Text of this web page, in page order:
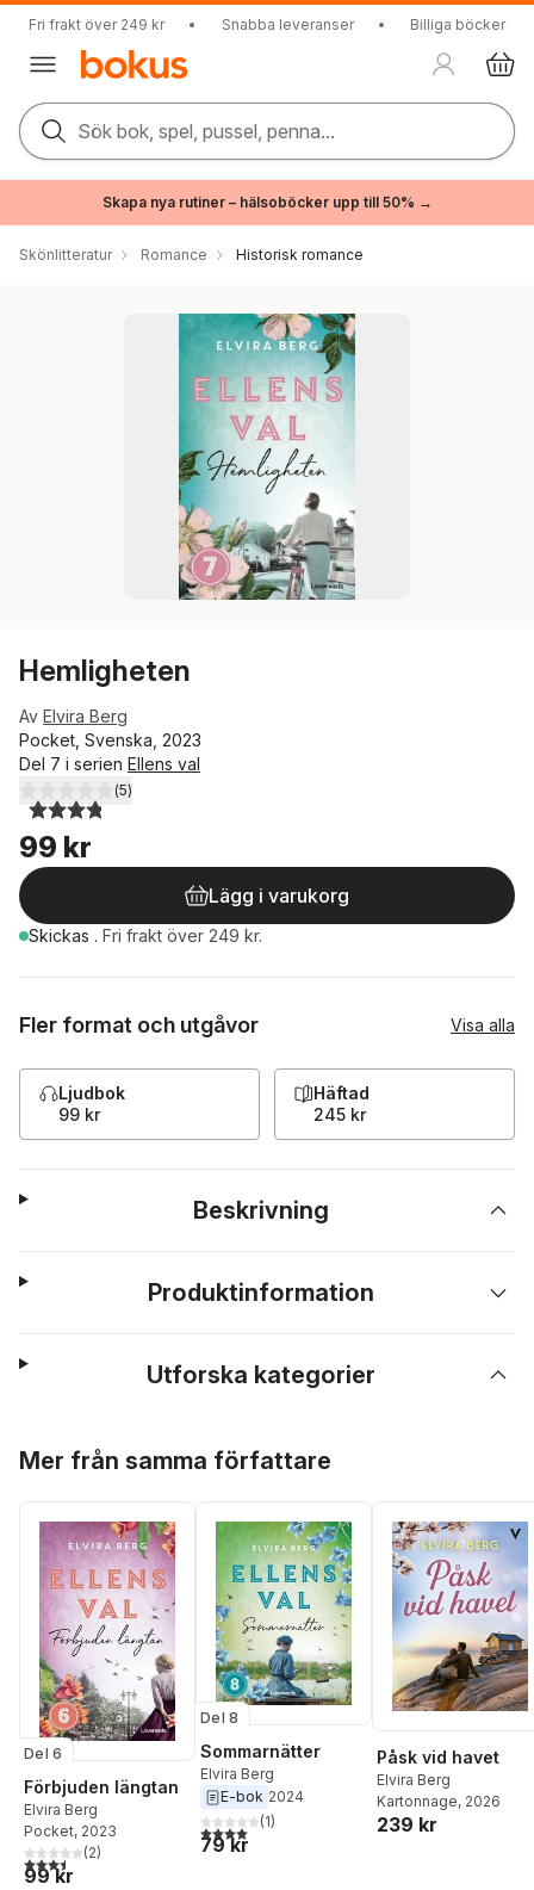
Fri frakt över 249 kr • Snabba leveranser • Billiga böcker
Sök bok, spel, pussel, penna...
Skapa nya rutiner – hälsoböcker upp till 50% →
Skönlitteratur Romance Historisk romance
Hemligheten
Av Elvira Berg
Pocket, Svenska, 2023
Del 7 i serien Ellens val
3,8utav 5 stjärnor. Totalt antal röster:
(5)
99 kr
Lägg i varukorg
Skickas . Fri frakt över 249 kr.
Fler format och utgåvor Visa alla
Ljudbok
99 kr
Häftad
245 kr
Beskrivning
Produktinformation
Utforska kategorier
Mer från samma författare
Del 6
Förbjuden längtan
Elvira Berg
Pocket, 2023
3,5utav 5 stjärnor. Totalt antal röster:
(2)
99 kr
Del 8
Sommarnätter
Elvira Berg
E-bok 2024
4,0utav 5 stjärnor. Totalt antal röster:
(1)
79 kr
Påsk vid havet
Elvira Berg
Kartonnage, 2026
239 kr